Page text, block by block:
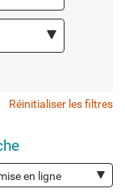
Réinitialiser les filtres